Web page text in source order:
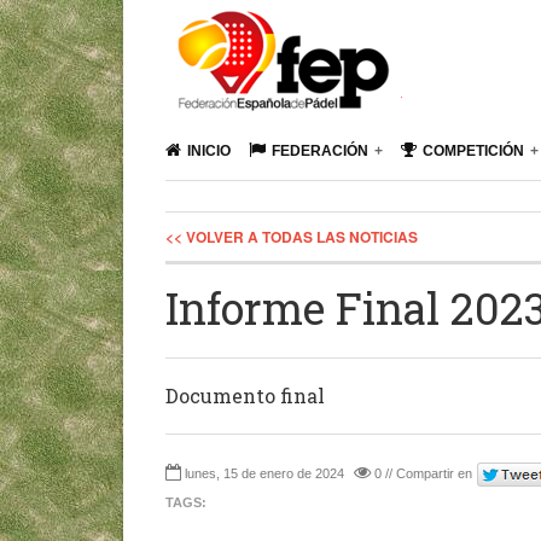
INICIO FEDERACIÓN COMPETICIÓN
<< VOLVER A TODAS LAS NOTICIAS
Informe Final
Documento final
lunes, 15 de enero de 2024
0 // Compartir en
TAGS: